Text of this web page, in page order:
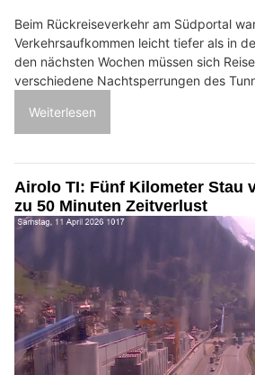
Beim Rückreiseverkehr am Südportal
Verkehrsaufkommen leicht tiefer als in
den nächsten Wochen müssen sich
verschiedene Nachtsperrungen des
Weiterlesen
Airolo TI: Fünf Kilometer Stau
zu 50 Minuten Zeitverlust